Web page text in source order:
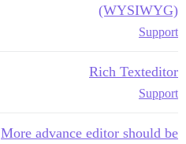
(WYSIWYG)
Support
Rich Texteditor
Support
More advance editor should be